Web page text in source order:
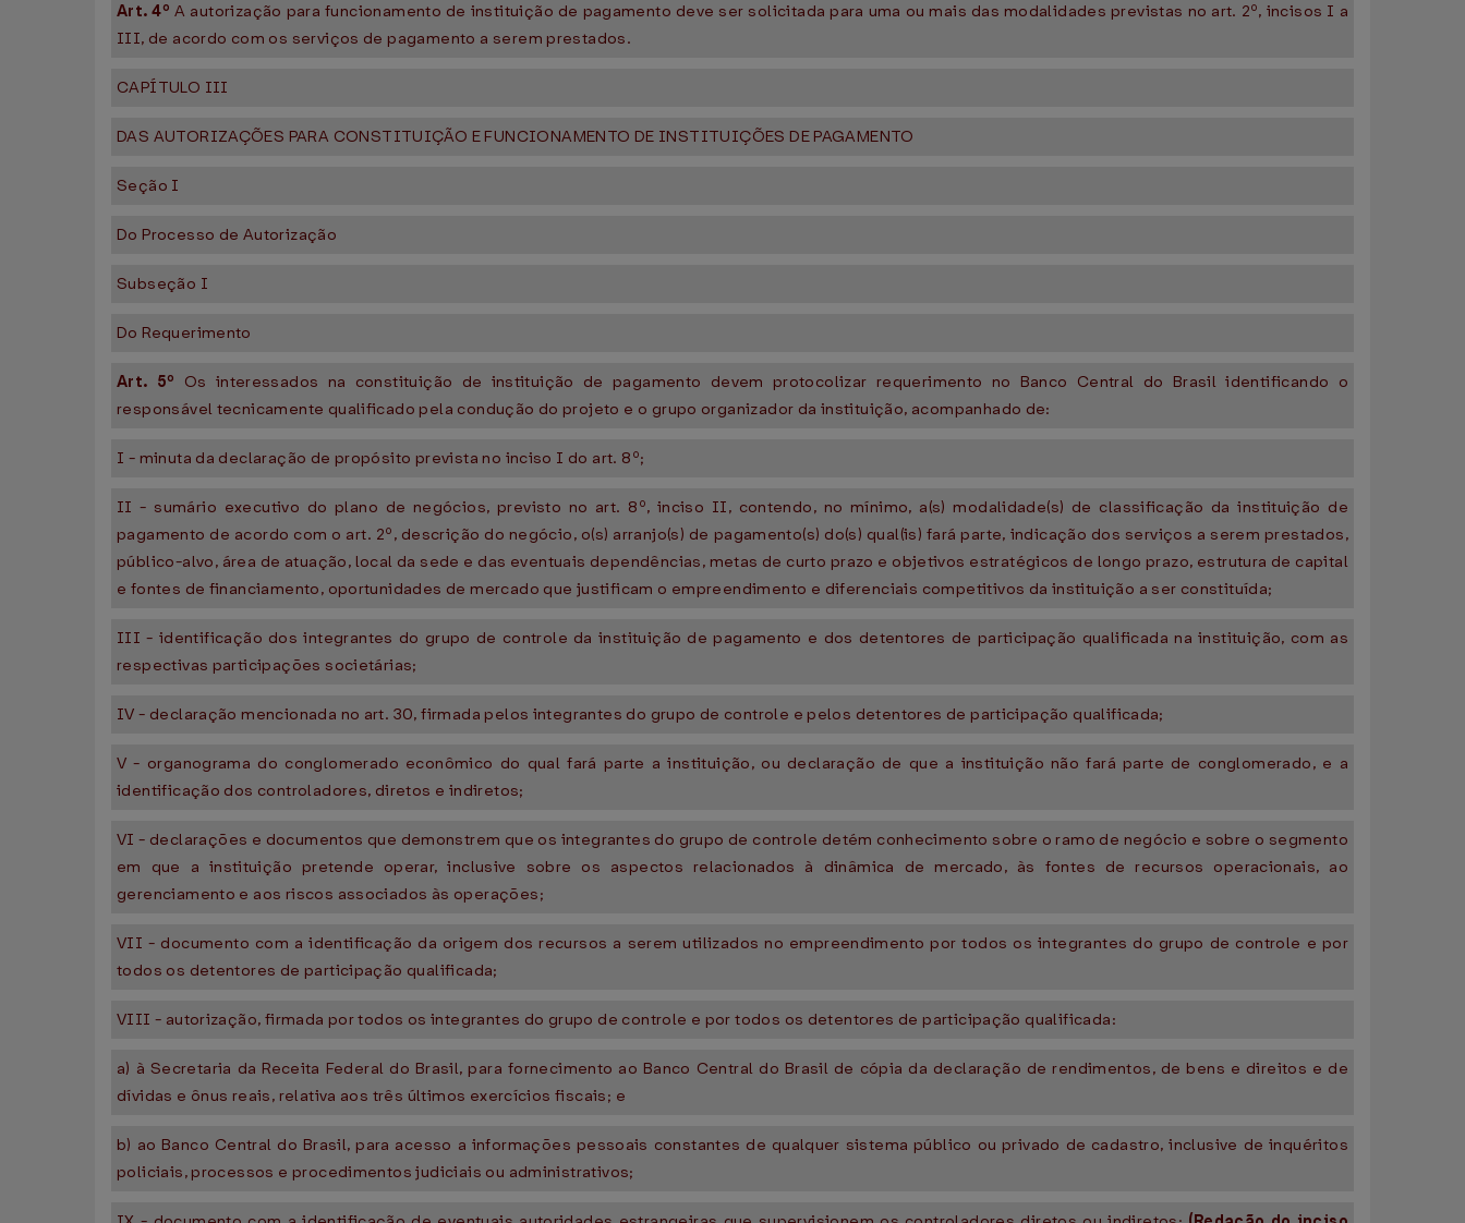
Art. 4ºA autorização para funcionamento de instituição de pagamento deve ser solicitada para uma ou mais das modalidades previstas no art. 2º, incisos I a
III, de acordo com os serviços de pagamento a serem prestados.
CAPÍTULO III
DAS AUTORIZAÇÕES PARA CONSTITUIÇÃO E FUNCIONAMENTO DE INSTITUIÇÕES DE PAGAMENTO
Seção I
Do Processo de Autorização
Subseção I
Do Requerimento
Art. 5º Os interessados na constituição de instituição de pagamento devem protocolizar requerimento no Banco Central do Brasil identificando o
responsável tecnicamente qualificado pela condução do projeto e o grupo organizador da instituição, acompanhado de:
I - minuta da declaração de propósito prevista no inciso I do art. 8º;
II - sumário executivo do plano de negócios, previsto no art. 8º, inciso II, contendo, no mínimo, a(s) modalidade(s) de classificação da instituição de
pagamento de acordo com o art. 2º, descrição do negócio, o(s) arranjo(s) de pagamento(s) do(s) qual(is) fará parte, indicação dos serviços a serem prestados,
público-alvo, área de atuação, local da sede e das eventuais dependências, metas de curto prazo e objetivos estratégicos de longo prazo, estrutura de capital
e fontes de financiamento, oportunidades de mercado que justificam o empreendimento e diferenciais competitivos da instituição a ser constituída;
III - identificação dos integrantes do grupo de controle da instituição de pagamento e dos detentores de participação qualificada na instituição, com as
respectivas participações societárias;
IV - declaração mencionada no art. 30, firmada pelos integrantes do grupo de controle e pelos detentores de participação qualificada;
V - organograma do conglomerado econômico do qual fará parte a instituição, ou declaração de que a instituição não fará parte de conglomerado, e a
identificação dos controladores, diretos e indiretos;
VI - declarações e documentos que demonstrem que os integrantes do grupo de controle detém conhecimento sobre o ramo de negócio e sobre o segmento
em que a instituição pretende operar, inclusive sobre os aspectos relacionados à dinâmica de mercado, às fontes de recursos operacionais, ao
gerenciamento e aos riscos associados às operações;
VII - documento com a identificação da origem dos recursos a serem utilizados no empreendimento por todos os integrantes do grupo de controle e por
todos os detentores de participação qualificada;
VIII - autorização, firmada por todos os integrantes do grupo de controle e por todos os detentores de participação qualificada:
a) à Secretaria da Receita Federal do Brasil, para fornecimento ao Banco Central do Brasil de cópia da declaração de rendimentos, de bens e direitos e de
dívidas e ônus reais, relativa aos três últimos exercícios fiscais; e
b) ao Banco Central do Brasil, para acesso a informações pessoais constantes de qualquer sistema público ou privado de cadastro, inclusive de inquéritos
policiais, processos e procedimentos judiciais ou administrativos;